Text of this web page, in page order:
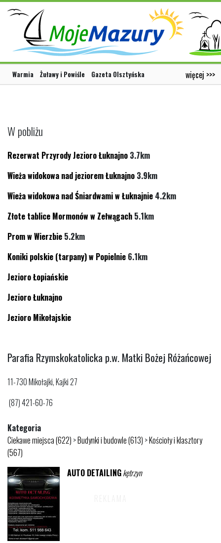
Warmia Żuławy i Powiśle Gazeta Olsztyńska więcej >>>
W pobliżu
Rezerwat Przyrody Jezioro Łuknajno 3.7km
Wieża widokowa nad jeziorem Łuknajno 3.9km
Wieża widokowa nad Śniardwami w Łuknajnie 4.2km
Złote tablice Mormonów w Zełwągach 5.1km
Prom w Wierzbie 5.2km
Koniki polskie (tarpany) w Popielnie 6.1km
Jezioro Łopiańskie
Jezioro Łuknajno
Jezioro Mikołajskie
Parafia Rzymskokatolicka p.w. Matki Bożej Różańcowej
11-730 Mikołajki, Kajki 27
(87) 421-60-76
Kategoria
Ciekawe miejsca (622) >Budynki i budowle (613) >Kościoły i klasztory
(567)
AUTO DETAILINGkętrzyn